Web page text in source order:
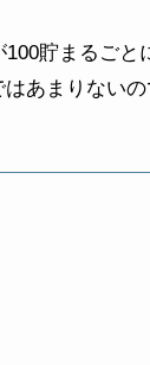
貯まるごと
あまりない